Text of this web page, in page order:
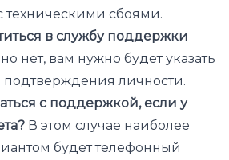
техническими сбоями.
в службу поддержки
нет, вам нужно будет указать
личности.
с поддержкой, если у
В этом случае наиболее
будет телефонный